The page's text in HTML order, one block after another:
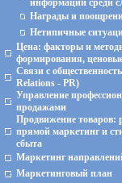
информации среди
Награды и
Нетипичные
Цена: факторы и
формирования,
Связи с
Relations - PR)
Управление
продажами
Продвижение товаров:
прямой маркетинг и
сбыта
Маркетинг
Маркетинговый план